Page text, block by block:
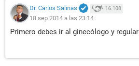
Dr. Carlos Salinas 16.108
18 sep 2014 a las 23:14
Primero debes ir al ginecólogo y